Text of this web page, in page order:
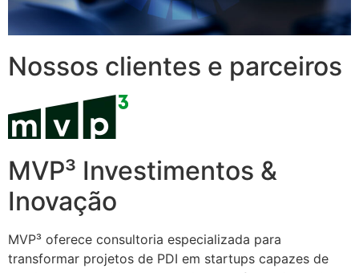
Nossos clientes e parceiros
MVP³ Investimentos &
Inovação
MVP³ oferece consultoria especializada para
transformar projetos de PDI em startups capazes de